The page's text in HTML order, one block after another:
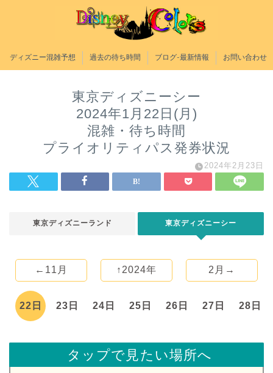
ディズニー混雑予想 過去の待ち時間 ブログ-最新情報 お問い合わせ
東京ディズニーシー
2024年1月22日(月)
混雑・待ち時間
プライオリティパス発券状況
2024年2月23日
東京ディズニーランド 東京ディズニーシー
←11月 ↑2024年 2月→
22日 23日 24日 25日 26日 27日 28日
タップで見たい場所へ